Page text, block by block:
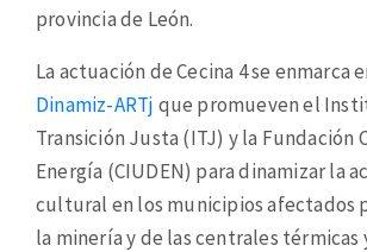
provincia de León.
La actuación de Cecina 4 se enmarca
Dinamiz-ARTj que promueven el
Transición Justa (ITJ) y la Fundación
Energía (CIUDEN) para dinamizar la
cultural en los municipios afectados
la minería y de las centrales térmicas